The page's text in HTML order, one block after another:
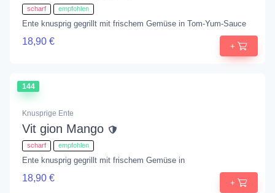
scharf empfohlen
Ente knusprig gegrillt mit frischem Gemüse in Tom-Yum-Sauce
18,90 € +
144
Knusprige Ente
Vit gion Mango
scharf empfohlen
Ente knusprig gegrillt mit frischem Gemüse in
18,90 € +